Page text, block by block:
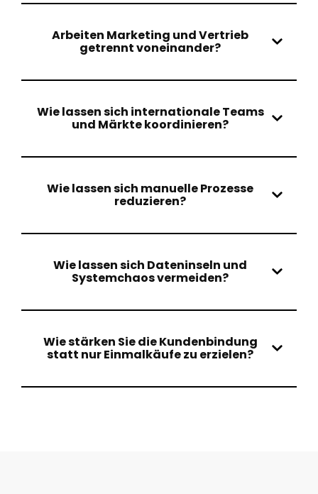
Arbeiten Marketing und Vertrieb
getrennt voneinander?
Wie lassen sich internationale Teams
und Märkte koordinieren?
Wie lassen sich manuelle Prozesse
reduzieren?
Wie lassen sich Dateninseln und
Systemchaos vermeiden?
Wie stärken Sie die Kundenbindung
statt nur Einmalkäufe zu erzielen?